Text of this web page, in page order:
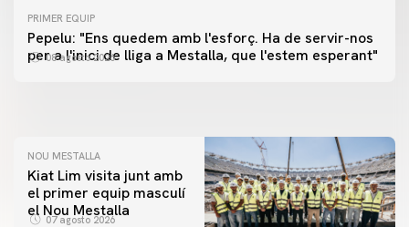
PRIMER EQUIP
Pepelu: "Ens quedem amb l'esforç. Ha de servir-nos
per a l'inici de lliga a Mestalla, que l'estem esperant"
08 agosto 2026
PRIMER EQUIP
📸 #ValenciaNUFC
PRIMER EQUIP
MESTALLA 📍
NOU MESTALLA
Kiat Lim visita junt amb
el primer equip masculí
el Nou Mestalla
07 agosto 2026